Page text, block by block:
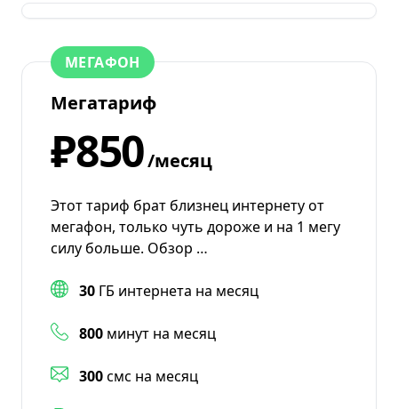
МЕГАФОН
Мегатариф
₽850/месяц
Этот тариф брат близнец интернету от
мегафон, только чуть дороже и на 1 мегу
силу больше. Обзор …
30 ГБ интернета на месяц
800 минут на месяц
300смс на месяц